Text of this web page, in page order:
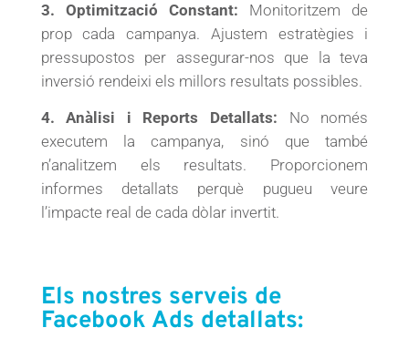
3. Optimització Constant: Monitoritzem de
prop cada campanya. Ajustem estratègies i
pressupostos per assegurar-nos que la teva
inversió rendeixi els millors resultats possibles.
4. Anàlisi i Reports Detallats: No només
executem la campanya, sinó que també
n’analitzem els resultats. Proporcionem
informes detallats perquè pugueu veure
l’impacte real de cada dòlar invertit.
Els nostres serveis de
Facebook Ads detallats: